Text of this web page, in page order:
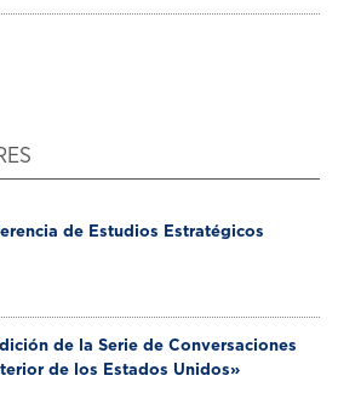
de Estudios Estratégicos
de la Serie de Conversaciones
de los Estados Unidos»